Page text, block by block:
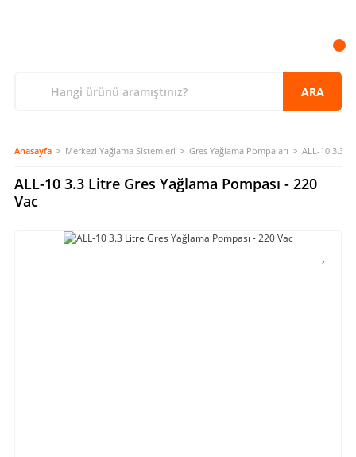
ARA
Anasayfa Merkezi Yağlama Sistemleri Gres Yağlama Pompaları ALL-10 3.3
ALL-10 3.3 Litre Gres Yağlama Pompası - 220
Vac